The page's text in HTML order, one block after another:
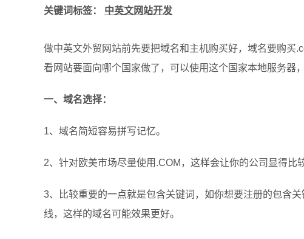
关键词标签： 中英文网站开发
做中英文外贸网站前先要把域名和主机购买好，域名要购买
看网站要面向哪个国家做了，可以使用这个国家本地服务器
一、域名选择：
1、域名简短容易拼写记忆。
2、 针对欧美市场尽量使用.COM ，这样会让你的公司显得比
3、比较重要的一点就是包含关键词，如你想要注册的包含
线，这样的域名可能效果更好。